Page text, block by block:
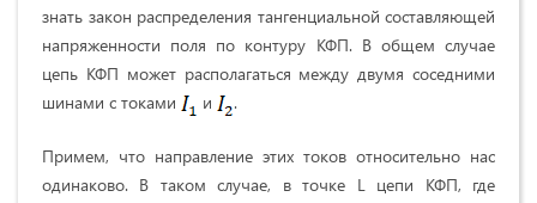
знать закон распределения тангенциальной составляющей
напряженности поля по контуру КФП. В общем случае
цепь КФП может располагаться между двумя соседними
шинами с токами
и .
Примем, что направление этих токов относительно нас
одинаково. В таком случае, в точке L цепи КФП, где